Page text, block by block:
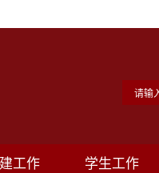
工作 学生工作